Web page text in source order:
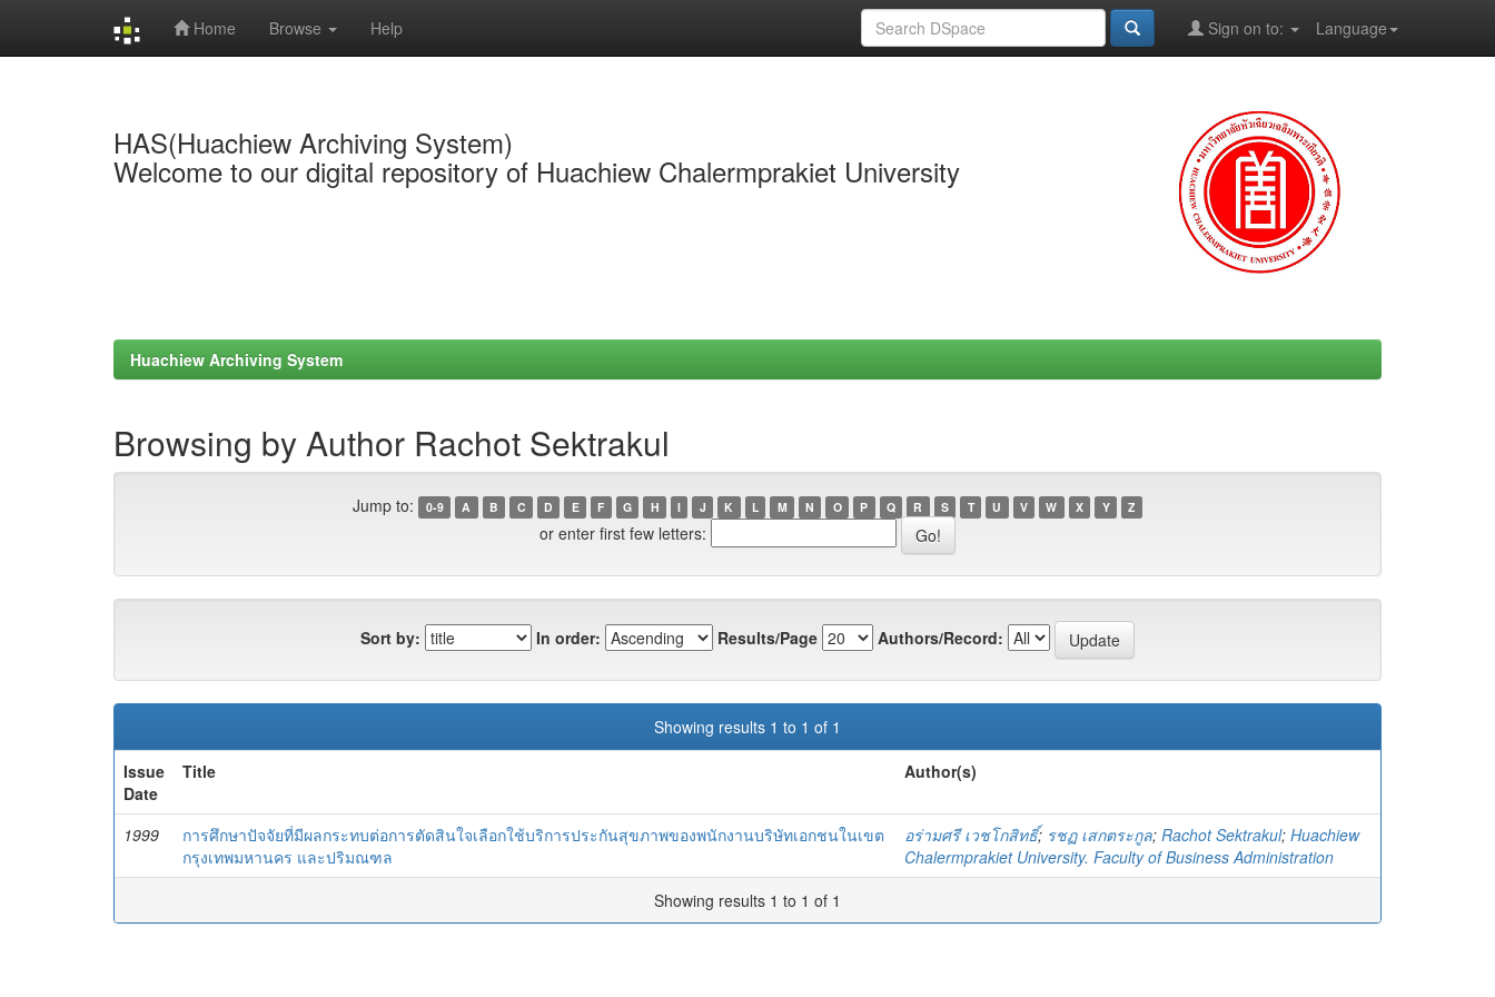
Home Browse Help Language
Sign on to:
HAS(Huachiew Archiving System)
Welcome to our digital repository of Huachiew Chalermprakiet University
Huachiew Archiving System
Browsing by Author Rachot Sektrakul
Jump to: 0-9 A B C D E F G H I J K L M N O P Q R S T U V W X Y Z
or enter first few letters:
Sort by: In order: Results/Page Authors/Record:
Showing results 1 to 1 of 1
Issue
Date
Title Author(s)
1999
การศึกษาปัจจัยที่มีผลกระทบต่อการตัดสินใจเลือกใช้บริการประกันสุขภาพของพนักงานบริษัทเอกชนในเขต
กรุงเทพมหานคร และปริมณฑล
อร่ามศรี เวชโกสิทธิ์; รชฏ เสกตระกูล; Rachot Sektrakul; Huachiew
Chalermprakiet University. Faculty of Business Administration
Showing results 1 to 1 of 1